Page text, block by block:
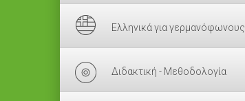
Ελληνικά για γερμανόφωνους
Διδακτική - Μεθοδολογία